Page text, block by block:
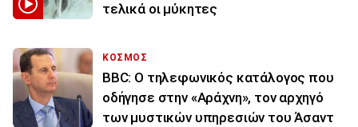
τελικά οι μύκητες
ΚΟΣΜΟΣ
BBC: Ο τηλεφωνικός κατάλογος που
οδήγησε στην «Αράχνη», τον αρχηγό
των μυστικών υπηρεσιών του Άσαντ